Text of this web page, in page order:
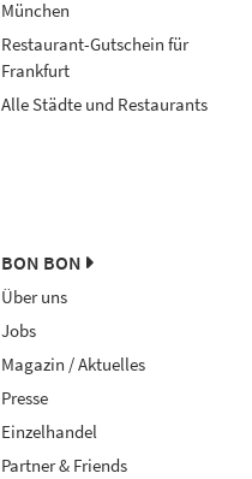
München
Restaurant-Gutschein für
Frankfurt
Alle Städte und Restaurants
BON BON
Über uns
Jobs
Magazin / Aktuelles
Presse
Einzelhandel
Partner & Friends